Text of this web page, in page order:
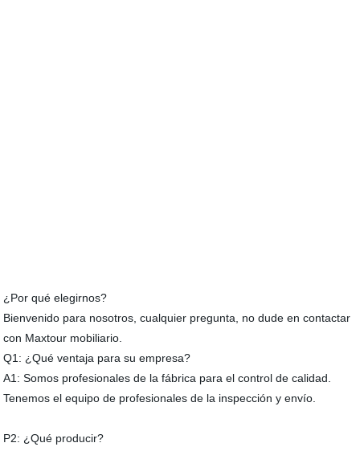
¿Por qué elegirnos?
Bienvenido para nosotros, cualquier pregunta, no dude en contactar
con Maxtour mobiliario.
Q1: ¿Qué ventaja para su empresa?
A1: Somos profesionales de la fábrica para el control de calidad.
Tenemos el equipo de profesionales de la inspección y envío.
P2: ¿Qué producir?